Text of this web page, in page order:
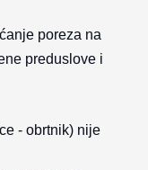
poreza na
preduslove i
- obrtnik) nije